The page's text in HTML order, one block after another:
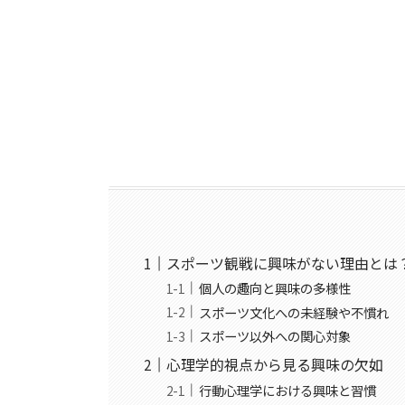
スポーツ観戦に興味がない理由とは
個人の趣向と興味の多様性
スポーツ文化への未経験や不慣れ
スポーツ以外への関心対象
心理学的視点から見る興味の欠如
行動心理学における興味と習慣